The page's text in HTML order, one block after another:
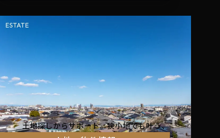
土地探しからサポート。狭小地でも叶う、